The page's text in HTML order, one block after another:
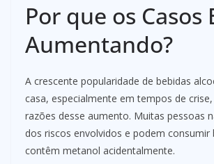
Por que os Casos
Aumentando?
A crescente popularidade de bebidas
casa, especialmente em tempos de
razões desse aumento. Muitas pessoas
dos riscos envolvidos e podem consumir
contêm metanol acidentalmente.